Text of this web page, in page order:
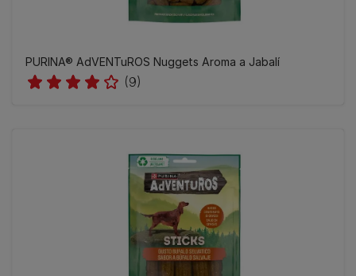
PURINA® AdVENTuROS Nuggets Aroma a Jabalí
(9)